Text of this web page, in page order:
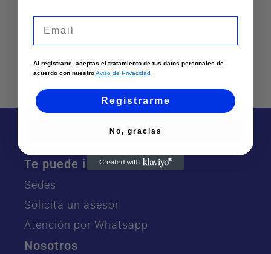
Te puede interesar
Sedes
Solicita un asesor
Atención por Whatsapp
Nosotros
Al registrarte, aceptas el tratamiento de tus datos personales de
acuerdo con nuestroAviso de Privacidad
Registrarme
No, gracias